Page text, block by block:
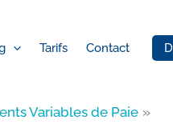
Tarifs Contact
Variables de Paie